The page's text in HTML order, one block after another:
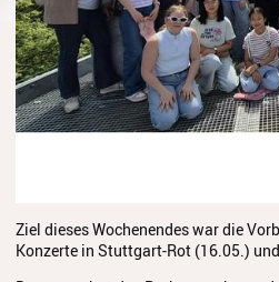
MuM -
Ziel dieses Wochenendes war die
Konzerte in Stuttgart-Rot (16.05.)